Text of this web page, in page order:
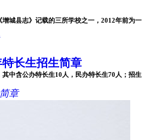
城县志》记载的三所学校之一，2012年前为一
长生招生简章
中含公办特长生10人，民办特长生70人；招生
章